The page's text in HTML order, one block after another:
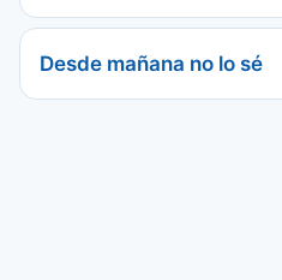
Desde mañana no lo sé